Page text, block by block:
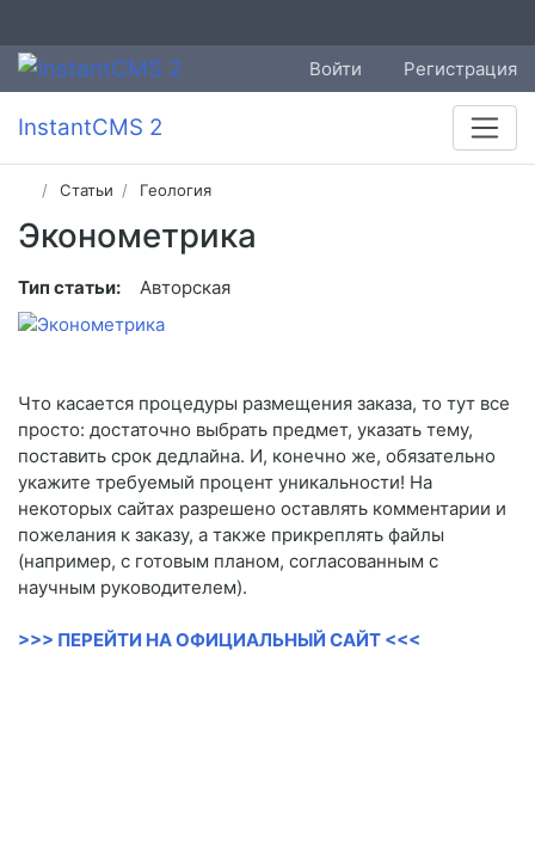
Войти Регистрация
InstantCMS 2
Статьи Геология
Эконометрика
Тип статьи: Авторская
Что касается процедуры размещения заказа, то тут все
просто: достаточно выбрать предмет, указать тему,
поставить срок дедлайна. И, конечно же, обязательно
укажите требуемый процент уникальности! На
некоторых сайтах разрешено оставлять комментарии и
пожелания к заказу, а также прикреплять файлы
(например, с готовым планом, согласованным с
научным руководителем).
>>> ПЕРЕЙТИ НА ОФИЦИАЛЬНЫЙ САЙТ <<<